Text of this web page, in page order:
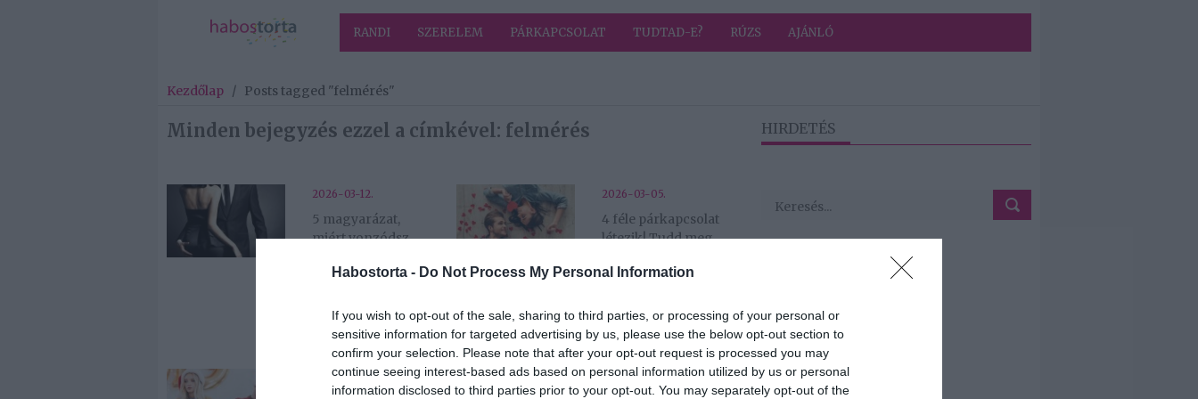
Habostorta - Do Not Process My Personal Information
If you wish to opt-out of the sale, sharing to third parties, or processing of your personal or
sensitive information for targeted advertising by us, please use the below opt-out section to
confirm your selection. Please note that after your opt-out request is processed you may
continue seeing interest-based ads based on personal information utilized by us or personal
information disclosed to third parties prior to your opt-out. You may separately opt-out of the
RANDI SZERELEM PÁRKAPCSOLAT TUDTAD-E? RÚZS AJÁNLÓ
Kezdőlap / Posts tagged "felmérés"
Minden bejegyzés ezzel a címkével: felmérés
2026-03-12.
5 magyarázat,
miért vonzódsz
bizonyos
2026-03-05.
4 féle párkapcsolat
létezik! Tudd meg,
tartozol, és
sikeres a
párkapcsolatod!
2025-12-23. 2025-08-08.
HIRDETÉS